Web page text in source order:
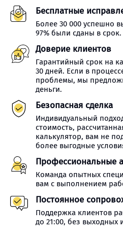
Бесплатные
Более 30 000 успешно
97% были сданы в срок.
Доверие клиентов
Гарантийный срок на
30 дней. Если в
проблемы, мы
деньги.
Безопасная сделка
Индивидуальный
стоимость,
калькулятор, вам не
более выгодные
Профессиональные
Команда опытных
вам с выполнением
Постоянное
Поддержка клиентов
до 21:00, без выходных